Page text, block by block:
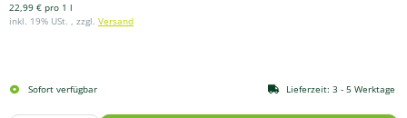
22,99 € pro 1 l
inkl. 19% USt. , zzgl. Versand
Sofort verfügbar Lieferzeit: 3 - 5 Werktage